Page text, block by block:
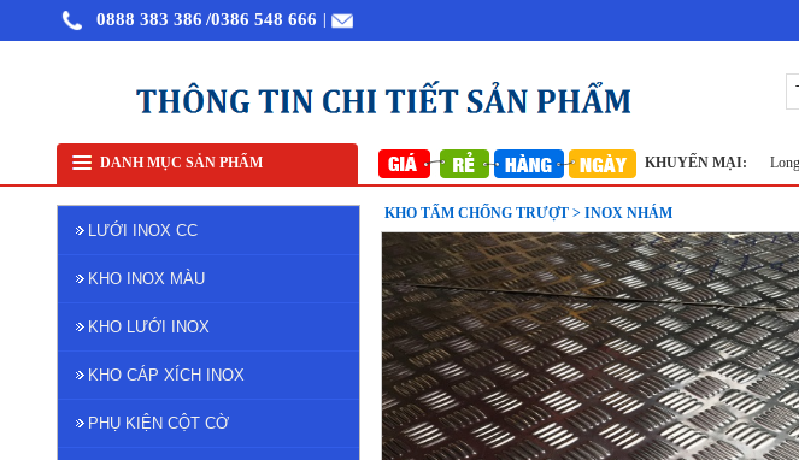
0888 383 386 /0386 548 666
DANH MỤC SẢN PHẨM KHUYẾN MẠI:
Bán lưới inox tại Hà Nội Lưới lọc inox 304 Lưới inox đan ô 7x7mm 304 TLG Thăng Long khổ 1m
LƯỚI INOX CC
KHO INOX MÀU
KHO LƯỚI INOX
KHO CÁP XÍCH INOX
PHỤ KIỆN CỘT CỜ
KHO TẤM CHỐNG TRƯỢT > INOX NHÁM